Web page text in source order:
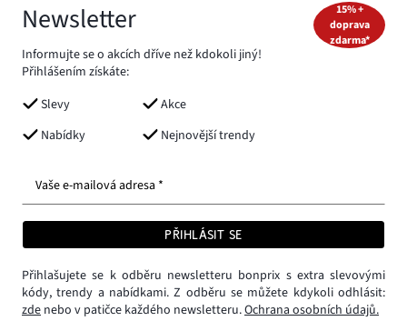
Newsletter
Informujte se o akcích dříve než kdokoli jiný!
Přihlášením získáte:
Slevy
Akce
Nabídky
Nejnovější trendy
15% +
doprava
zdarma*
Vaše e-mailová adresa *
PŘIHLÁSIT SE
Přihlašujete se k odběru newsletteru bonprix s extra slevovými
kódy, trendy a nabídkami. Z odběru se můžete kdykoli odhlásit:
zde nebo v patičce každého newsletteru.Ochrana osobních údajů.